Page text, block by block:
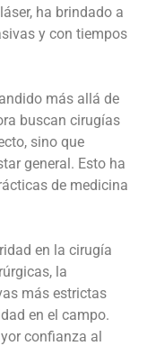
ha brindado a
y con tiempos
más allá de
buscan cirugías
sino que
general. Esto ha
de medicina
en la cirugía
la
más estrictas
en el campo.
confianza al